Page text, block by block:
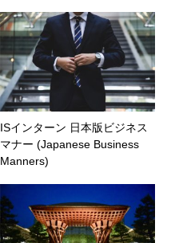
ISインターン 日本版ビジネス
マナー (Japanese Business
Manners)